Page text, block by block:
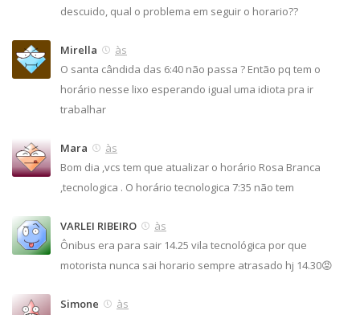
descuido, qual o problema em seguir o horario??
Mirella
às
O santa cândida das 6:40 não passa ? Então pq tem o
horário nesse lixo esperando igual uma idiota pra ir
trabalhar
Mara
às
Bom dia ,vcs tem que atualizar o horário Rosa Branca
,tecnologica . O horário tecnologica 7:35 não tem
VARLEI RIBEIRO
às
Ônibus era para sair 14.25 vila tecnológica por que
motorista nunca sai horario sempre atrasado hj 14.30😡
Simone
às